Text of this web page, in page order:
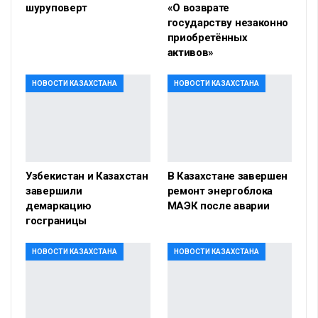
шуруповерт
«О возврате
государству незаконно
приобретённых
активов»
НОВОСТИ КАЗАХСТАНА
Узбекистан и Казахстан
завершили
демаркацию
госграницы
НОВОСТИ КАЗАХСТАНА
В Казахстане завершен
ремонт энергоблока
МАЭК после аварии
НОВОСТИ КАЗАХСТАНА НОВОСТИ КАЗАХСТАНА